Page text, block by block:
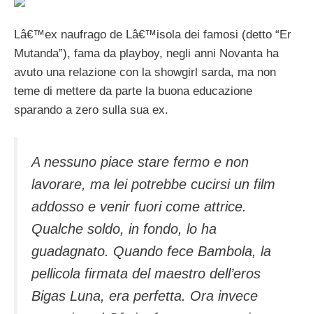
Lâ€™ex naufrago de Lâ€™isola dei famosi (detto “Er
Mutanda”), fama da playboy, negli anni Novanta ha
avuto una relazione con la showgirl sarda, ma non
teme di mettere da parte la buona educazione
sparando a zero sulla sua ex.
A nessuno piace stare fermo e non
lavorare, ma lei potrebbe cucirsi un film
addosso e venir fuori come attrice.
Qualche soldo, in fondo, lo ha
guadagnato. Quando fece Bambola, la
pellicola firmata del maestro dell’eros
Bigas Luna, era perfetta. Ora invece